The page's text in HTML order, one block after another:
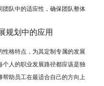
团队中的适应性，确保团队整体
规划中的应用
性格特点，为其定制专属的发展
个人的职业发展路径都应该是独
帮助员工在最适合自己的方向上